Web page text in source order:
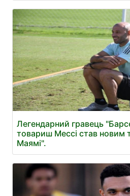
Легендарний гравець
товариш Мессі став новим
Маямі".